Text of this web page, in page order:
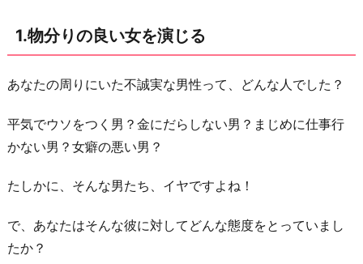
せ
ら
れ
と
変
自
信
を
1.物分りの良い女を演じる
あなたの周りにいた不誠実な男性って、どんな人でした？
平気でウソをつく男？金にだらしない男？まじめに仕事行
かない男？女癖の悪い男？
たしかに、そんな男たち、イヤですよね！
で、あなたはそんな彼に対してどんな態度をとっていまし
たか？